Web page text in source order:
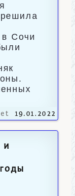
в Сочи
19.01.2022
и